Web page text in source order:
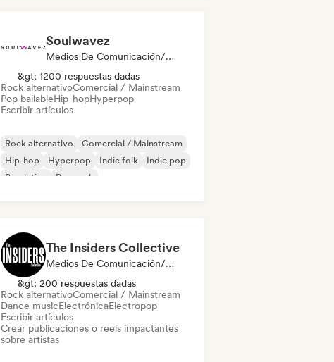
Soulwavez
Medios De Comunicación/Periodista
&gt; 1200 respuestas dadas
Rock alternativoComercial / Mainstream
Pop bailableHip-hopHyperpop
Escribir artículos
Rock alternativo
Comercial / Mainstream
Hip-hop
Hyperpop Indie folk
Indie pop
Pop latino
Pop rock
The Insiders Collective
Medios De Comunicación/Periodista
&gt; 200 respuestas dadas
Rock alternativoComercial / Mainstream
Dance musicElectrónicaElectropop
Escribir artículos
Crear publicaciones o reels impactantes
sobre artistas